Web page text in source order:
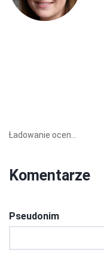
Ładowanie ocen...
Komentarze
Pseudonim